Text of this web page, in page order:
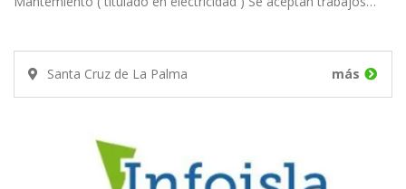
Santa Cruz de La Palma más